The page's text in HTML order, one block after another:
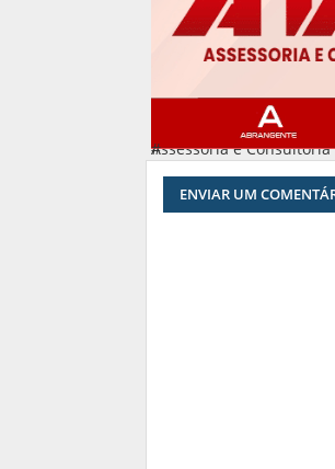
Assessoria e Consultoria
#
ENVIAR UM